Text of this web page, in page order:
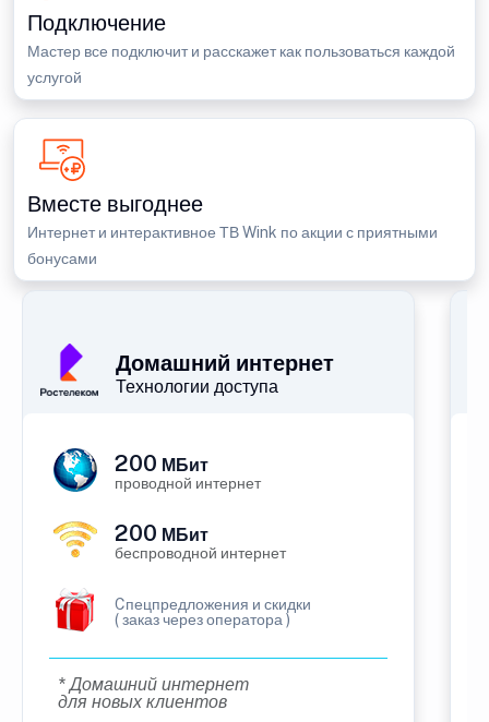
Подключение
Мастер все подключит и расскажет как пользоваться каждой
услугой
Вместе выгоднее
Интернет и интерактивное ТВ Wink по акции с приятными
бонусами
Домашний интернет
Технологии доступа
200 МБит
проводной интернет
200 МБит
беспроводной интернет
Cпецпредложения и скидки
( заказ через оператора )
* Домашний интернет
для новых клиентов